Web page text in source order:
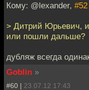
Кому: @lexander, #52
> Дитрий Юрьевич,
или пошли дальше?
дубляж всегда
Goblin »
#60 | 23.07.12 17:43